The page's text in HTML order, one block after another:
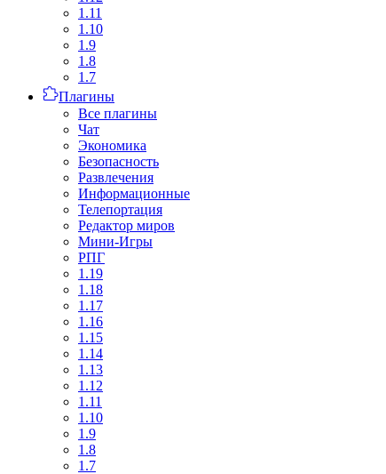
1.11
1.10
1.9
1.8
1.7
Плагины
Все плагины
Чат
Экономика
Безопасность
Развлечения
Информационные
Телепортация
Редактор миров
Мини-Игры
РПГ
1.19
1.18
1.17
1.16
1.15
1.14
1.13
1.12
1.11
1.10
1.9
1.8
1.7